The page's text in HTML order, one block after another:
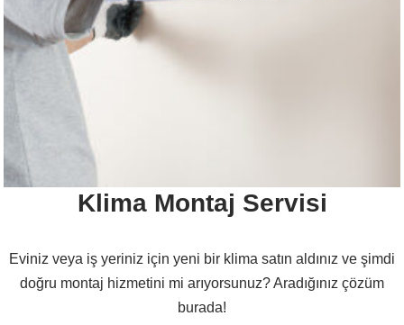
Klima Montaj Servisi
Eviniz veya iş yeriniz için yeni bir klima satın aldınız ve şimdi
doğru montaj hizmetini mi arıyorsunuz? Aradığınız çözüm
burada!